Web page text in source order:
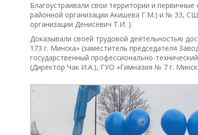
Благоустраивали свои территории и
районной организации Акишева Г.М.) и № 33,
организации Денисевич Т.И. ).
Доказывали своей трудовой деятельностью
173 г. Минска» (заместитель председателя
государственный профессионально-
(Директор Чак И.А.), ГУО «Гимназия № 7 г.